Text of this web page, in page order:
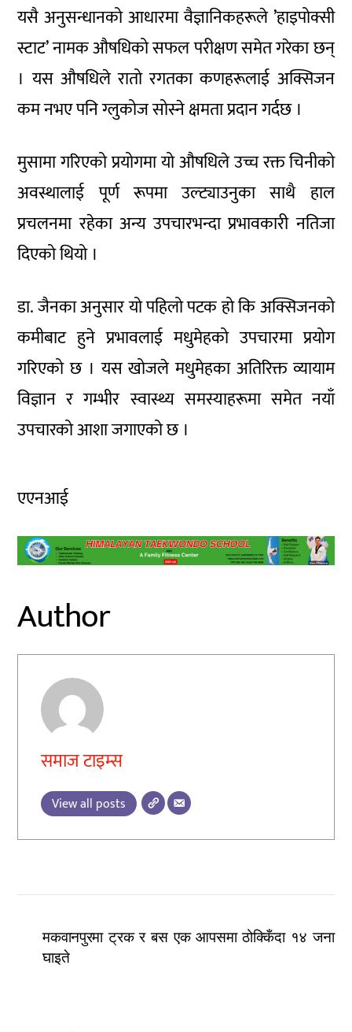
यसै अनुसन्धानको आधारमा वैज्ञानिकहरूले ’हाइपोक्सी
स्टाट’ नामक औषधिको सफल परीक्षण समेत गरेका छन्
। यस औषधिले रातो रगतका कणहरूलाई अक्सिजन
कम नभए पनि ग्लुकोज सोस्ने क्षमता प्रदान गर्दछ ।
मुसामा गरिएको प्रयोगमा यो औषधिले उच्च रक्त चिनीको
अवस्थालाई पूर्ण रूपमा उल्ट्याउनुका साथै हाल
प्रचलनमा रहेका अन्य उपचारभन्दा प्रभावकारी नतिजा
दिएको थियो ।
डा. जैनका अनुसार यो पहिलो पटक हो कि अक्सिजनको
कमीबाट हुने प्रभावलाई मधुमेहको उपचारमा प्रयोग
गरिएको छ । यस खोजले मधुमेहका अतिरिक्त व्यायाम
विज्ञान र गम्भीर स्वास्थ्य समस्याहरूमा समेत नयाँ
उपचारको आशा जगाएको छ ।
एएनआई
Author
समाज टाइम्स
View all posts
मकवानपुरमा ट्रक र बस एक आपसमा ठोक्किँदा १४ जना
घाइते